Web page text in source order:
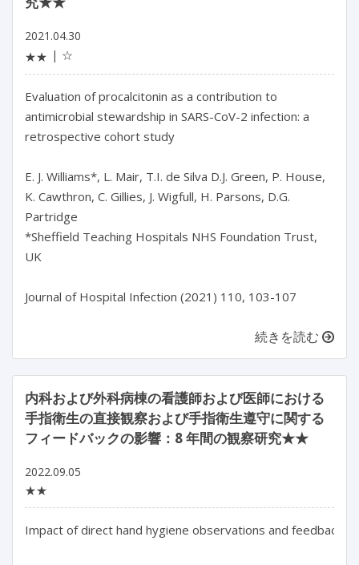
2021.04.30
★★
☆
Evaluation of procalcitonin as a contribution to
antimicrobial stewardship in SARS-CoV-2 infection: a
retrospective cohort study
E. J. Williams*, L. Mair, T.I. de Silva D.J. Green, P. House,
K. Cawthron, C. Gillies, J. Wigfull, H. Parsons, D.G.
Partridge
*Sheffield Teaching Hospitals NHS Foundation Trust,
UK
Journal of Hospital Infection (2021) 110, 103-107
続きを読む
内科および外科病棟の看護師および医師における
手指衛生の直接観察および手指衛生遵守に関する
フィードバックの影響：8 年間の観察研究★★
2022.09.05
★★
Impact of direct hand hygiene observations and feedback